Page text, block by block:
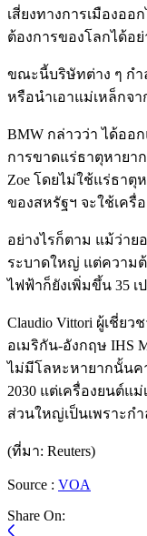
เสี่ยงทางการเมืองออ
ต้องการของโลกได้อย่
ขณะนี้บริษัทต่าง ๆ กำ
หรือนำเอาแม่เหล็กจ
BMW กล่าวว่า ได้ออ
การขาดแร่ธาตุหายา
Zoe โดยไม่ใช้แร่ธาตุ
ของสหรัฐฯ จะใช้เครื่
อย่างไรก็ตาม แม้ว่าย
ระบาดใหญ่ แต่ความ
ไฟฟ้าก็ยังเพิ่มขึ้น 35 เ
Claudio Vittori ผู้เชี่
อเมริกัน-อังกฤษ IHS
ไม่มีโลหะหายากนั้นค
2030 แต่เครื่องยนต์แ
ส่วนใหญ่เป็นเพราะก
(ที่มา: Reuters)
Source : VOA
Share On: